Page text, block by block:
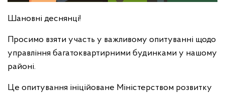
Шановні деснянці!
Просимо взяти участь у важливому опитуванні щодо
управління багатоквартирними будинками у нашому
районі.
Це опитування ініційоване Міністерством розвитку